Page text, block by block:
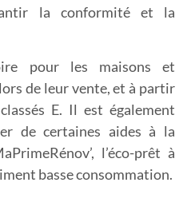
la conformité et la
pour les maisons et
de leur vente, et à partir
E. Il est également
de certaines aides à la
l’éco-prêt à
basse consommation.